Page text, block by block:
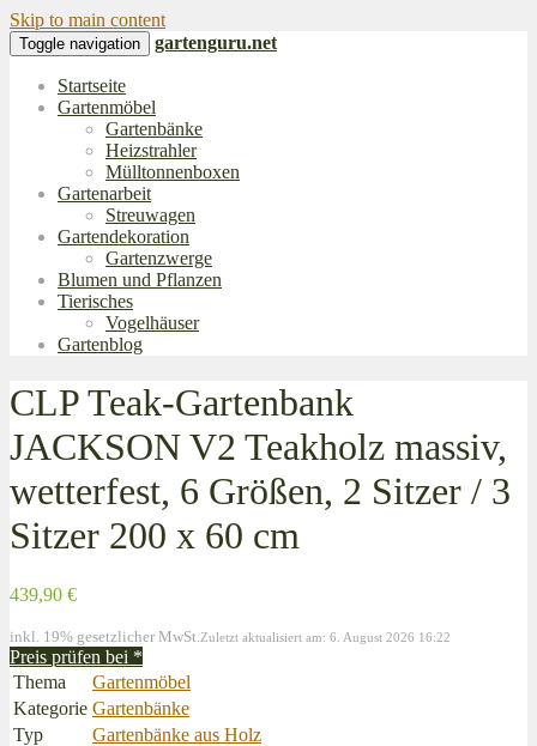
Skip to main content
Toggle navigation gartenguru.net
Startseite
Gartenmöbel
Gartenbänke
Heizstrahler
Mülltonnenboxen
Gartenarbeit
Streuwagen
Gartendekoration
Gartenzwerge
Blumen und Pflanzen
Tierisches
Vogelhäuser
Gartenblog
CLP Teak-Gartenbank
JACKSON V2 Teakholz massiv,
wetterfest, 6 Größen, 2 Sitzer / 3
Sitzer 200 x 60 cm
439,90 €
inkl. 19% gesetzlicher MwSt. Zuletzt aktualisiert am: 6. August 2026 16:22
Preis prüfen bei *
Thema
Gartenmöbel
Kategorie Gartenbänke
Typ
Gartenbänke aus Holz